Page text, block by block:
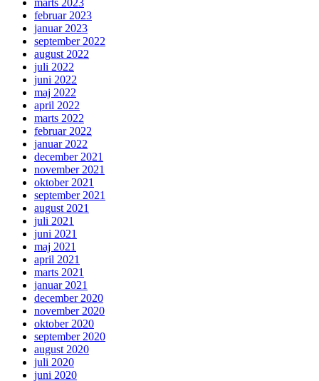
marts 2023
februar 2023
januar 2023
september 2022
august 2022
juli 2022
juni 2022
maj 2022
april 2022
marts 2022
februar 2022
januar 2022
december 2021
november 2021
oktober 2021
september 2021
august 2021
juli 2021
juni 2021
maj 2021
april 2021
marts 2021
januar 2021
december 2020
november 2020
oktober 2020
september 2020
august 2020
juli 2020
juni 2020